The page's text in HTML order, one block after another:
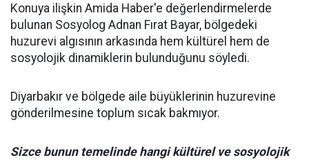
Konuya ilişkin Amida Haber'e değerlendirmelerde
bulunan Sosyolog Adnan Fırat Bayar, bölgedeki
huzurevi algısının arkasında hem kültürel hem de
sosyolojik dinamiklerin bulunduğunu söyledi.
Diyarbakır ve bölgede aile büyüklerinin huzurevine
gönderilmesine toplum sıcak bakmıyor.
Sizce bunun temelinde hangi kültürel ve sosyolojik